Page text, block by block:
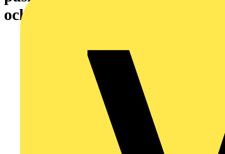
och hantera energikrisen